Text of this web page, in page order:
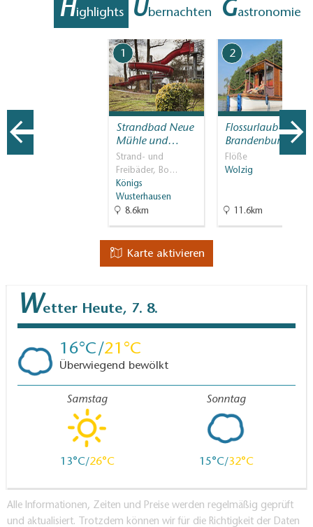
Highlights Übernachten Gastronomie
1
Strandbad Neue
Mühle und…
Strand- und
Freibäder, Bo…
Königs
Wusterhausen
8.6km
2
Flossurlaub-
Brandenburg.de
Flöße
Wolzig
11.6km
Karte aktivieren
Wetter Heute, 7. 8.
16 21
Überwiegend bewölkt
Samstag
13 26
Sonntag
15 32
Alle Informationen, Zeiten und Preise werden regelmäßig geprüft
und aktualisiert. Trotzdem können wir für die Richtigkeit der Daten